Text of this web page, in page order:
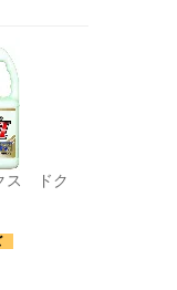
ス ドク